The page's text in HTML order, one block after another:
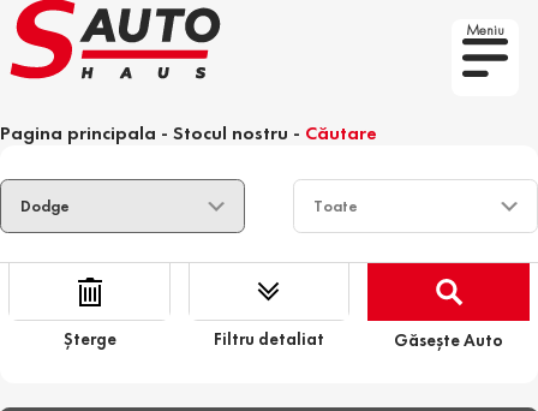
Meniu
Pagina principala - Stocul nostru - Căutare
Șterge Filtru detaliat Găsește Auto